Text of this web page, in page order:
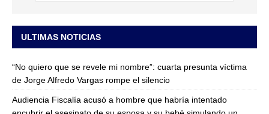
ULTIMAS NOTICIAS
“No quiero que se revele mi nombre”: cuarta presunta víctima
de Jorge Alfredo Vargas rompe el silencio
Audiencia Fiscalía acusó a hombre que habría intentado